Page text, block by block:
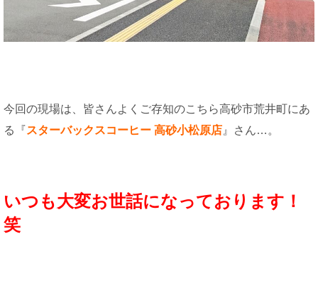
今回の現場は、皆さんよくご存知のこちら高砂市荒井町にあ
る『スターバックスコーヒー 高砂小松原店 』さん…。
いつも大変お世話になっております！
笑